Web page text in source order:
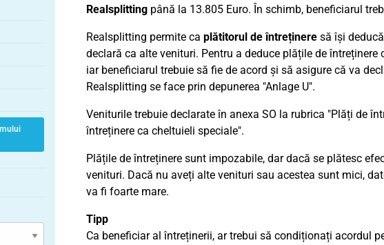
Realsplittingpână la 13.805 Euro. În schimb, beneficiarul
Realsplitting permite ca plătitorul de întrețineresă își
declară ca alte venituri. Pentru a deduce plățile de
iar beneficiarul trebuie să fie de acord și să asigure că va
Realsplitting se face prin depunerea "Anlage U".
Veniturile trebuie declarate în anexa SO la rubrica "Plăți de
întreținere ca cheltuieli speciale".
Plățile de întreținere sunt impozabile, dar dacă se plătesc
venituri. Dacă nu aveți alte venituri sau acestea sunt mici,
va fi foarte mare.
Tipp
Ca beneficiar al întreținerii, ar trebui să condiționați acordul